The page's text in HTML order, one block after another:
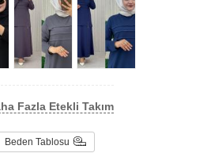
Fazla Etekli Takım
Beden Tablosu